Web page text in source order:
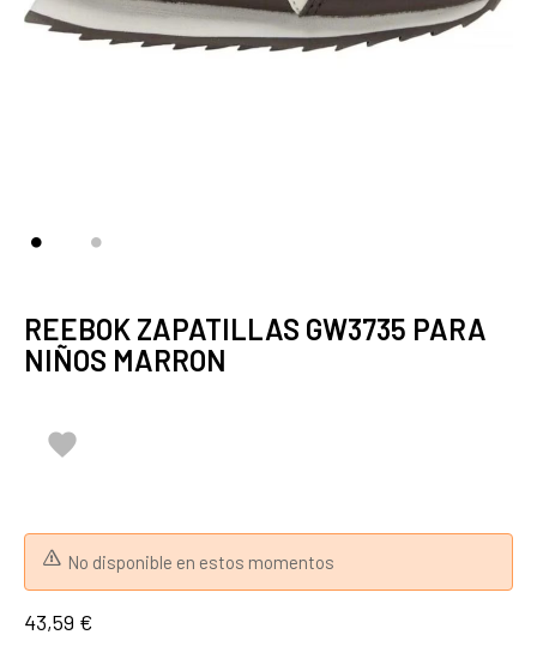
REEBOK ZAPATILLAS GW3735 PARA
NIÑOS MARRON

No disponible en estos momentos
43,59 €